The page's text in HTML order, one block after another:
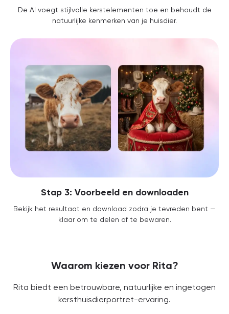
De AI voegt stijlvolle kerstelementen toe en behoudt de
natuurlijke kenmerken van je huisdier.
Stap 3: Voorbeeld en downloaden
Bekijk het resultaat en download zodra je tevreden bent —
klaar om te delen of te bewaren.
Waarom kiezen voor Rita?
Rita biedt een betrouwbare, natuurlijke en ingetogen
kersthuisdierportret-ervaring.